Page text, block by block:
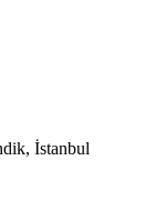
İstanbul